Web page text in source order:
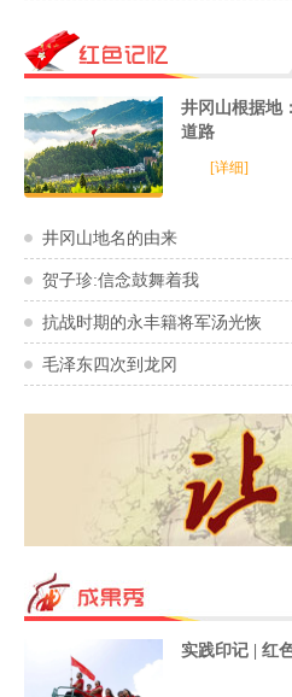
井冈山根据地
道路
[详细]
井冈山地名的由来
贺子珍:信念鼓舞着我
抗战时期的永丰籍将军汤光恢
毛泽东四次到龙冈
实践印记 | 红